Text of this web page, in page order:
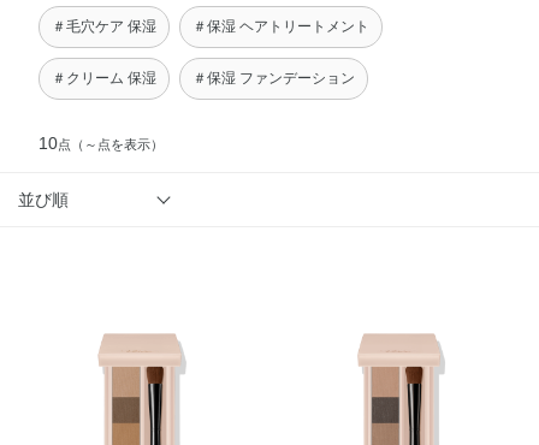
＃毛穴ケア 保湿 ＃保湿 ヘアトリートメント
＃クリーム 保湿 ＃保湿 ファンデーション
10点 （～点を表示）
並び順